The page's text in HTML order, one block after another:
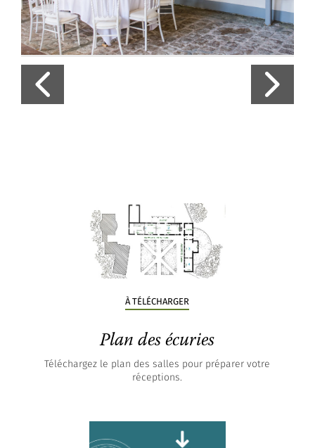
À TÉLÉCHARGER
Plan des écuries
Téléchargez le plan des salles pour préparer votre
réceptions.